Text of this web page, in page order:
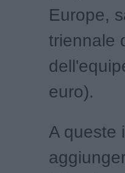
Europe,
triennale
euro).
A queste